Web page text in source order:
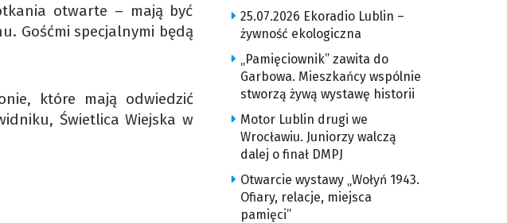
otwarte – mają być
Gośćmi specjalnymi będą
które mają odwiedzić
Świetlica Wiejska w
25.07.2026 Ekoradio Lublin –
żywność ekologiczna
„Pamięciownik” zawita do
Garbowa. Mieszkańcy wspólnie
stworzą żywą wystawę historii
Motor Lublin drugi we
Wrocławiu. Juniorzy walczą
dalej o finał DMPJ
Otwarcie wystawy „Wołyń 1943.
Ofiary, relacje, miejsca
pamięci”